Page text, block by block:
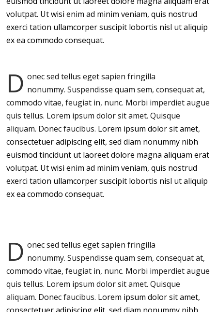
volutpat. Ut wisi enim ad minim veniam, quis nostrud
exerci tation ullamcorper suscipit lobortis nisl ut aliquip
ex ea commodo consequat.
D onec sed tellus eget sapien fringilla
nonummy.Suspendisse quam sem, consequat at,
commodo vitae, feugiat in, nunc. Morbi imperdiet augue
quis tellus. Lorem ipsum dolor sit amet. Quisque
aliquam. Donec faucibus. Lorem ipsum dolor sit amet,
consectetuer adipiscing elit, sed diam nonummy nibh
euismod tincidunt ut laoreet dolore magna aliquam erat
volutpat. Ut wisi enim ad minim veniam, quis nostrud
exerci tation ullamcorper suscipit lobortis nisl ut aliquip
ex ea commodo consequat.
D onec sed tellus eget sapien fringilla
nonummy.Suspendisse quam sem, consequat at,
commodo vitae, feugiat in, nunc. Morbi imperdiet augue
quis tellus. Lorem ipsum dolor sit amet. Quisque
aliquam. Donec faucibus. Lorem ipsum dolor sit amet,